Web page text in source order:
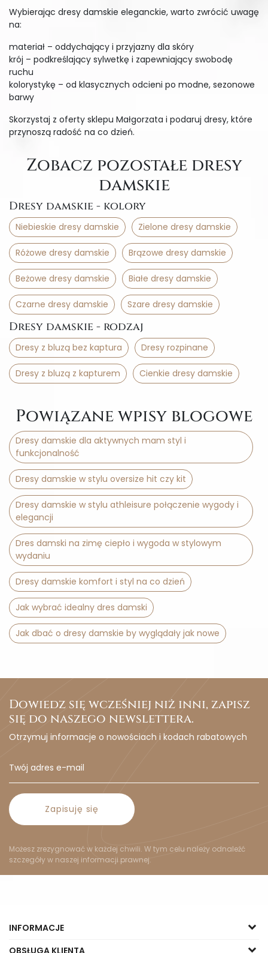
Wybierając dresy damskie eleganckie, warto zwrócić uwagę
na:
materiał – oddychający i przyjazny dla skóry
krój – podkreślający sylwetkę i zapewniający swobodę
ruchu
kolorystykę – od klasycznych odcieni po modne, sezonowe
barwy
Skorzystaj z oferty sklepu Małgorzata i podaruj dresy, które
przynoszą radość na co dzień.
Zobacz pozostałe dresy
damskie
Dresy damskie - kolory
Niebieskie dresy damskie Zielone dresy damskie
Różowe dresy damskie Brązowe dresy damskie
Beżowe dresy damskie Białe dresy damskie
Czarne dresy damskie Szare dresy damskie
Dresy damskie - rodzaj
Dresy z bluzą bez kaptura Dresy rozpinane
Dresy z bluzą z kapturem Cienkie dresy damskie
Powiązane wpisy blogowe
Dresy damskie dla aktywnych mam styl i
funkcjonalność
Dresy damskie w stylu oversize hit czy kit
Dresy damskie w stylu athleisure połączenie wygody i
elegancji
Dres damski na zimę ciepło i wygoda w stylowym
wydaniu
Dresy damskie komfort i styl na co dzień
Jak wybrać idealny dres damski
Jak dbać o dresy damskie by wyglądały jak nowe
Dowiedz się wcześniej niż inni, zapisz
się do naszego newslettera.
Otrzymuj informacje o nowościach i kodach rabatowych
Zapisuję się
Możesz zrezygnować w każdej chwili. W tym celu należy odnaleźć
szczegóły w naszej informacji prawnej.
INFORMACJE
OBSŁUGA KLIENTA